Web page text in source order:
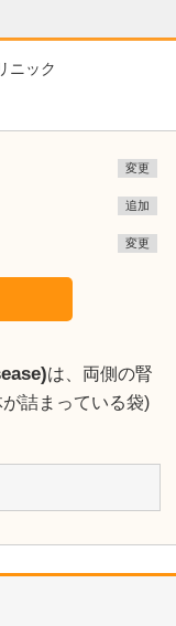
ニック
変更
追加
変更
は、両側の腎
詰まっている袋)